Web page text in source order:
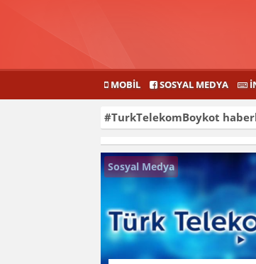
MOBIL SOSYAL MEDYA
#TurkTelekomBoykot
Sosyal Medya